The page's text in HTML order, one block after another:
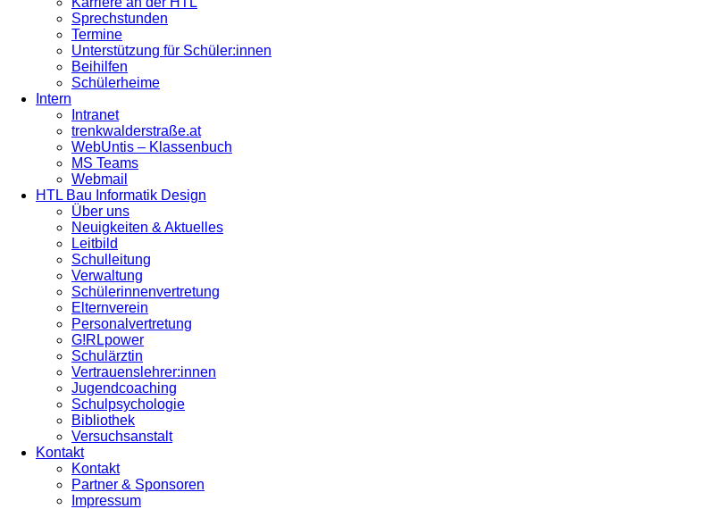
Sprechstunden
Termine
Unterstützung für Schüler:innen
Beihilfen
Schülerheime
Intern
Intranet
trenkwalderstraße.at
WebUntis – Klassenbuch
MS Teams
Webmail
HTL Bau Informatik Design
Über uns
Neuigkeiten & Aktuelles
Leitbild
Schulleitung
Verwaltung
Schülerinnenvertretung
Elternverein
Personalvertretung
G!RLpower
Schulärztin
Vertrauenslehrer:innen
Jugendcoaching
Schulpsychologie
Bibliothek
Versuchsanstalt
Kontakt
Kontakt
Partner & Sponsoren
Impressum